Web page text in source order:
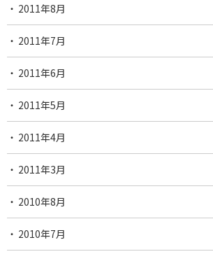
2011年8月
2011年7月
2011年6月
2011年5月
2011年4月
2011年3月
2010年8月
2010年7月